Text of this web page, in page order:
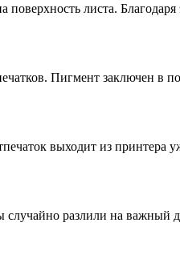
листа.
Пигмент заключен в
выходит из
разлили на